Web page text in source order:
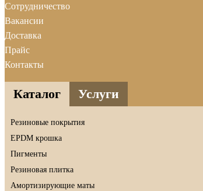
Сотрудничество
Вакансии
Доставка
Прайс
Контакты
Каталог Услуги
Резиновые покрытия
EPDM крошка
Пигменты
Резиновая плитка
Амортизирующие маты